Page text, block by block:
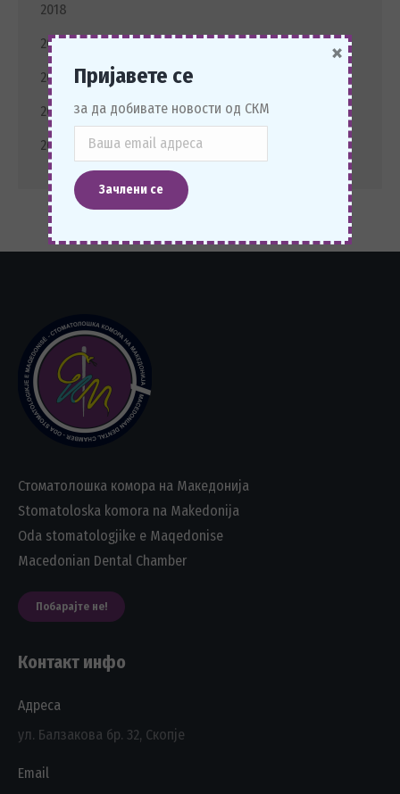
2018
2017
2016
2015
2014
Стоматолошка комора на Македонија
Stomatoloska komora na Makedonija
Oda stomatologjike e Maqedonise
Macedonian Dental Chamber
Побарајте не!
Контакт инфо
Адреса
ул. Балзакова бр. 32, Скопје
Email
Пријавете се
за да добивате новости од СКМ
×